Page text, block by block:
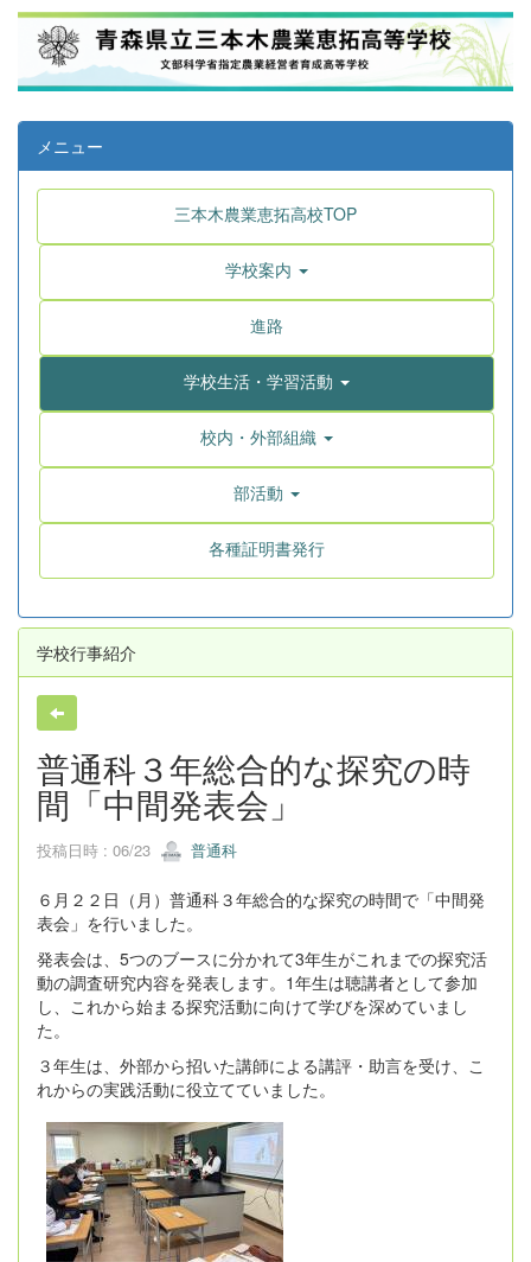
メニュー
三本木農業恵拓高校TOP
学校案内
進路
学校生活・学習活動
校内・外部組織
部活動
各種証明書発行
学校行事紹介
普通科３年総合的な探究の時
間「中間発表会」
投稿日時 : 06/23 普通科
６月２２日（月）普通科３年総合的な探究の時間で「中間発
表会」を行いました。
発表会は、5つのブースに分かれて3年生がこれまでの探究活
動の調査研究内容を発表します。1年生は聴講者として参加
し、これから始まる探究活動に向けて学びを深めていまし
た。
３年生は、外部から招いた講師による講評・助言を受け、こ
れからの実践活動に役立てていました。